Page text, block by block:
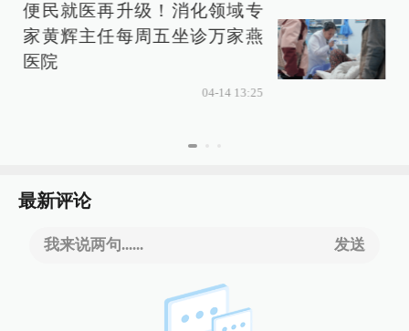
便民就医再升级！消化领域专
家黄辉主任每周五坐诊万家燕
医院
04-14 13:25
最新评论
我来说两句...... 发送